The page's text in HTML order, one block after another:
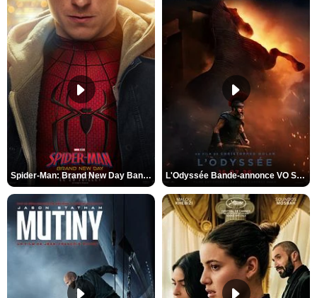
Spider-Man: Brand New Day Bande-annonce VO STFR L'Odyssée Bande-annonce VO STFR